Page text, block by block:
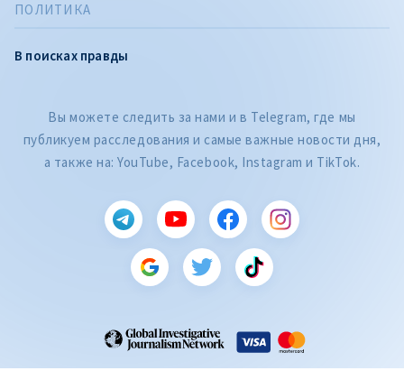
ПОЛИТИКА
В поисках правды
Вы можете следить за нами и в Telegram, где мы
публикуем расследования и самые важные новости дня,
а также на: YouTube, Facebook, Instagram и TikTok.